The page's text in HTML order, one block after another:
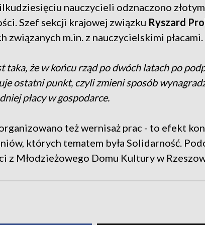
nauczycieli odznaczono
Szef sekcji krajowej związku Ryszard
związanych m.in. z nauczycielskimi płacami.
taka, że w końcu rząd po dwóch latach po
ostatni punkt, czyli zmieni sposób
płacy w gospodarce.
też wernisaż prac - to efekt
których tematem była Solidarność.
z Młodzieżowego Domu Kultury w